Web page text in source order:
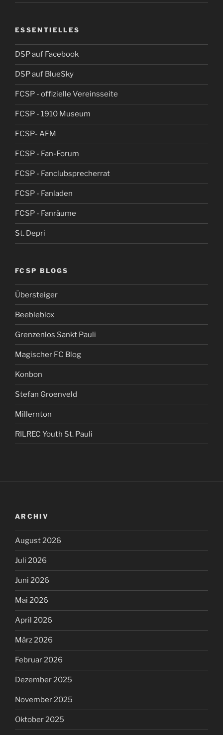
ESSENTIELLES
DSP auf Facebook
DSP auf BlueSky
FCSP - offizielle Vereinsseite
FCSP - 1910 Museum
FCSP- AFM
FCSP - Fan-Forum
FCSP - Fanclubsprecherrat
FCSP - Fanladen
FCSP - Fanräume
St. Depri
FCSP BLOGS
Übersteiger
Beebleblox
Grenzenlos Sankt Pauli
Magischer FC Blog
Konbon
Stefan Groenveld
Millernton
RILREC Youth St. Pauli
ARCHIV
August 2026
Juli 2026
Juni 2026
Mai 2026
April 2026
März 2026
Februar 2026
Dezember 2025
November 2025
Oktober 2025